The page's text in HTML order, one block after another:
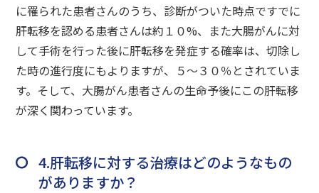
に罹られた患者さんのうち、診断がついた時点ですでに
肝転移を認める患者さんは約１０%、また大腸がんに対
して手術を行った後に肝転移を発症する確率は、切除し
た時の進行度にもよりますが、５〜３０％とされていま
す。そして、大腸がん患者さんの生命予後にこの肝転移
が深く関わっています。
4.肝転移に対する治療はどのようなもの
がありますか？